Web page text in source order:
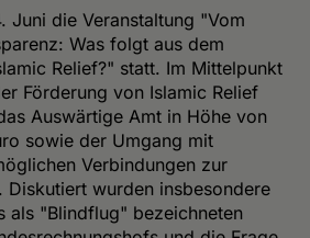
Juni die Veranstaltung "Vom
Was folgt aus dem
Relief?" statt. Im Mittelpunkt
Förderung von Islamic Relief
Auswärtige Amt in Höhe von
sowie der Umgang mit
Verbindungen zur
Diskutiert wurden insbesondere
als "Blindflug" bezeichneten